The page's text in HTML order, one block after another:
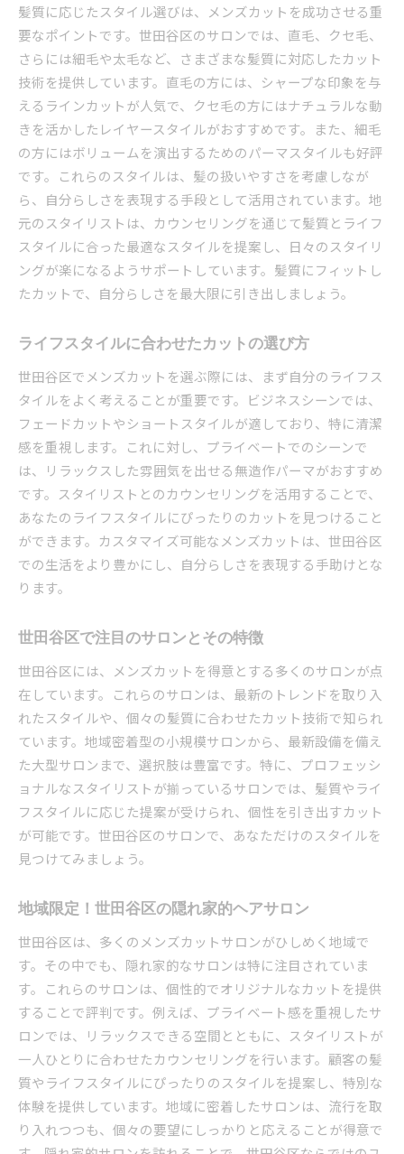
世田谷区でのトレンド追求のポイント
人気スタイリストに聞く、今選ぶべきカットス
タイル
先取りしたい！世田谷で注目のメンズヘア
世田谷区で発見する自分らしいメンズカットの決定
版
自己表現を叶えるカットの選び方
世田谷区で見つける！個性派スタイル
プロがすすめるパーソナルカラーとカットの調
和
実例から学ぶ、メンズカットでの自己変革
ボリュームやシルエットを自由に操る技
ト
地域サロンの工夫が光る世田谷区のメンズカット事
情
サロン選びのポイント：世田谷区での成功例
地域密着型サロンが提供するユニークなサービ
ス
世田谷区のサロンで体験できる最新設備
サロン内の雰囲気とカットの相乗効果
地元で愛されるサロンの秘密を探る
見つかる
サロンでのカウンセリングを活かしたスタイル
作り
初めてのカットでも安心！世田谷区のプロの技
顔立ちに合わせたカットがもたらす効果
世田谷区でのメンズカット選びのポイント
地域サロンで得られるアフターケアの充実
豊富なスタイルから選ぶ、あなたの理想のカッ
ト
由
世田谷区で生まれる新しいスタイルのトレンド
多様なスタイルが選べる安心感
メンズカットが与える第一印象の重要性
口コミで広がる人気カットの実態
世田谷区で話題のカットスタイルの共通点
世田谷区のメンズカットでライフスタイルに合わせ
たスタイルを実現
仕事からプライベートまで対応する万能スタイ
髪質に応じたスタイル選びは、メンズカットを成功させる重
要なポイントです。世田谷区のサロンでは、直毛、クセ毛、
さらには細毛や太毛など、さまざまな髪質に対応したカット
技術を提供しています。直毛の方には、シャープな印象を与
えるラインカットが人気で、クセ毛の方にはナチュラルな動
きを活かしたレイヤースタイルがおすすめです。また、細毛
の方にはボリュームを演出するためのパーマスタイルも好評
です。これらのスタイルは、髪の扱いやすさを考慮しなが
ら、自分らしさを表現する手段として活用されています。地
元のスタイリストは、カウンセリングを通じて髪質とライフ
スタイルに合った最適なスタイルを提案し、日々のスタイリ
ングが楽になるようサポートしています。髪質にフィットし
たカットで、自分らしさを最大限に引き出しましょう。
ライフスタイルに合わせたカットの選び方
世田谷区でメンズカットを選ぶ際には、まず自分のライフス
タイルをよく考えることが重要です。ビジネスシーンでは、
フェードカットやショートスタイルが適しており、特に清潔
感を重視します。これに対し、プライベートでのシーンで
は、リラックスした雰囲気を出せる無造作パーマがおすすめ
です。スタイリストとのカウンセリングを活用することで、
あなたのライフスタイルにぴったりのカットを見つけること
ができます。カスタマイズ可能なメンズカットは、世田谷区
での生活をより豊かにし、自分らしさを表現する手助けとな
ります。
世田谷区で注目のサロンとその特徴
世田谷区には、メンズカットを得意とする多くのサロンが点
在しています。これらのサロンは、最新のトレンドを取り入
れたスタイルや、個々の髪質に合わせたカット技術で知られ
ています。地域密着型の小規模サロンから、最新設備を備え
た大型サロンまで、選択肢は豊富です。特に、プロフェッシ
ョナルなスタイリストが揃っているサロンでは、髪質やライ
フスタイルに応じた提案が受けられ、個性を引き出すカット
が可能です。世田谷区のサロンで、あなただけのスタイルを
見つけてみましょう。
地域限定！世田谷区の隠れ家的ヘアサロン
世田谷区は、多くのメンズカットサロンがひしめく地域で
す。その中でも、隠れ家的なサロンは特に注目されていま
す。これらのサロンは、個性的でオリジナルなカットを提供
することで評判です。例えば、プライベート感を重視したサ
ロンでは、リラックスできる空間とともに、スタイリストが
一人ひとりに合わせたカウンセリングを行います。顧客の髪
質やライフスタイルにぴったりのスタイルを提案し、特別な
体験を提供しています。地域に密着したサロンは、流行を取
り入れつつも、個々の要望にしっかりと応えることが得意で